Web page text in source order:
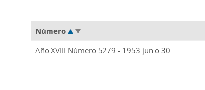
Número
Año XVIII Número 5279 - 1953 junio 30